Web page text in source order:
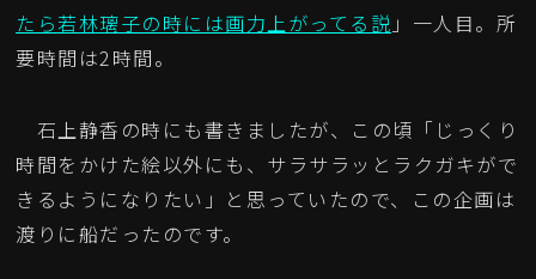
たら若林璃子の時には画力上がってる説 」一人目。所
要時間は2時間。
石上静香の時にも書きましたが、この頃「じっくり
時間をかけた絵以外にも、サラサラッとラクガキがで
きるようになりたい」と思っていたので、この企画は
渡りに船だったのです。